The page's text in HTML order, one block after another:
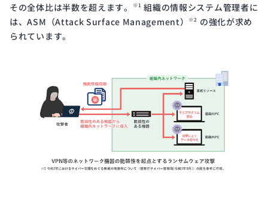
その全体比は半数を超えます。
※1 組織の情報システム管理者に
は、ASM（Attack Surface Management）
※2 の強化が求め
られています。